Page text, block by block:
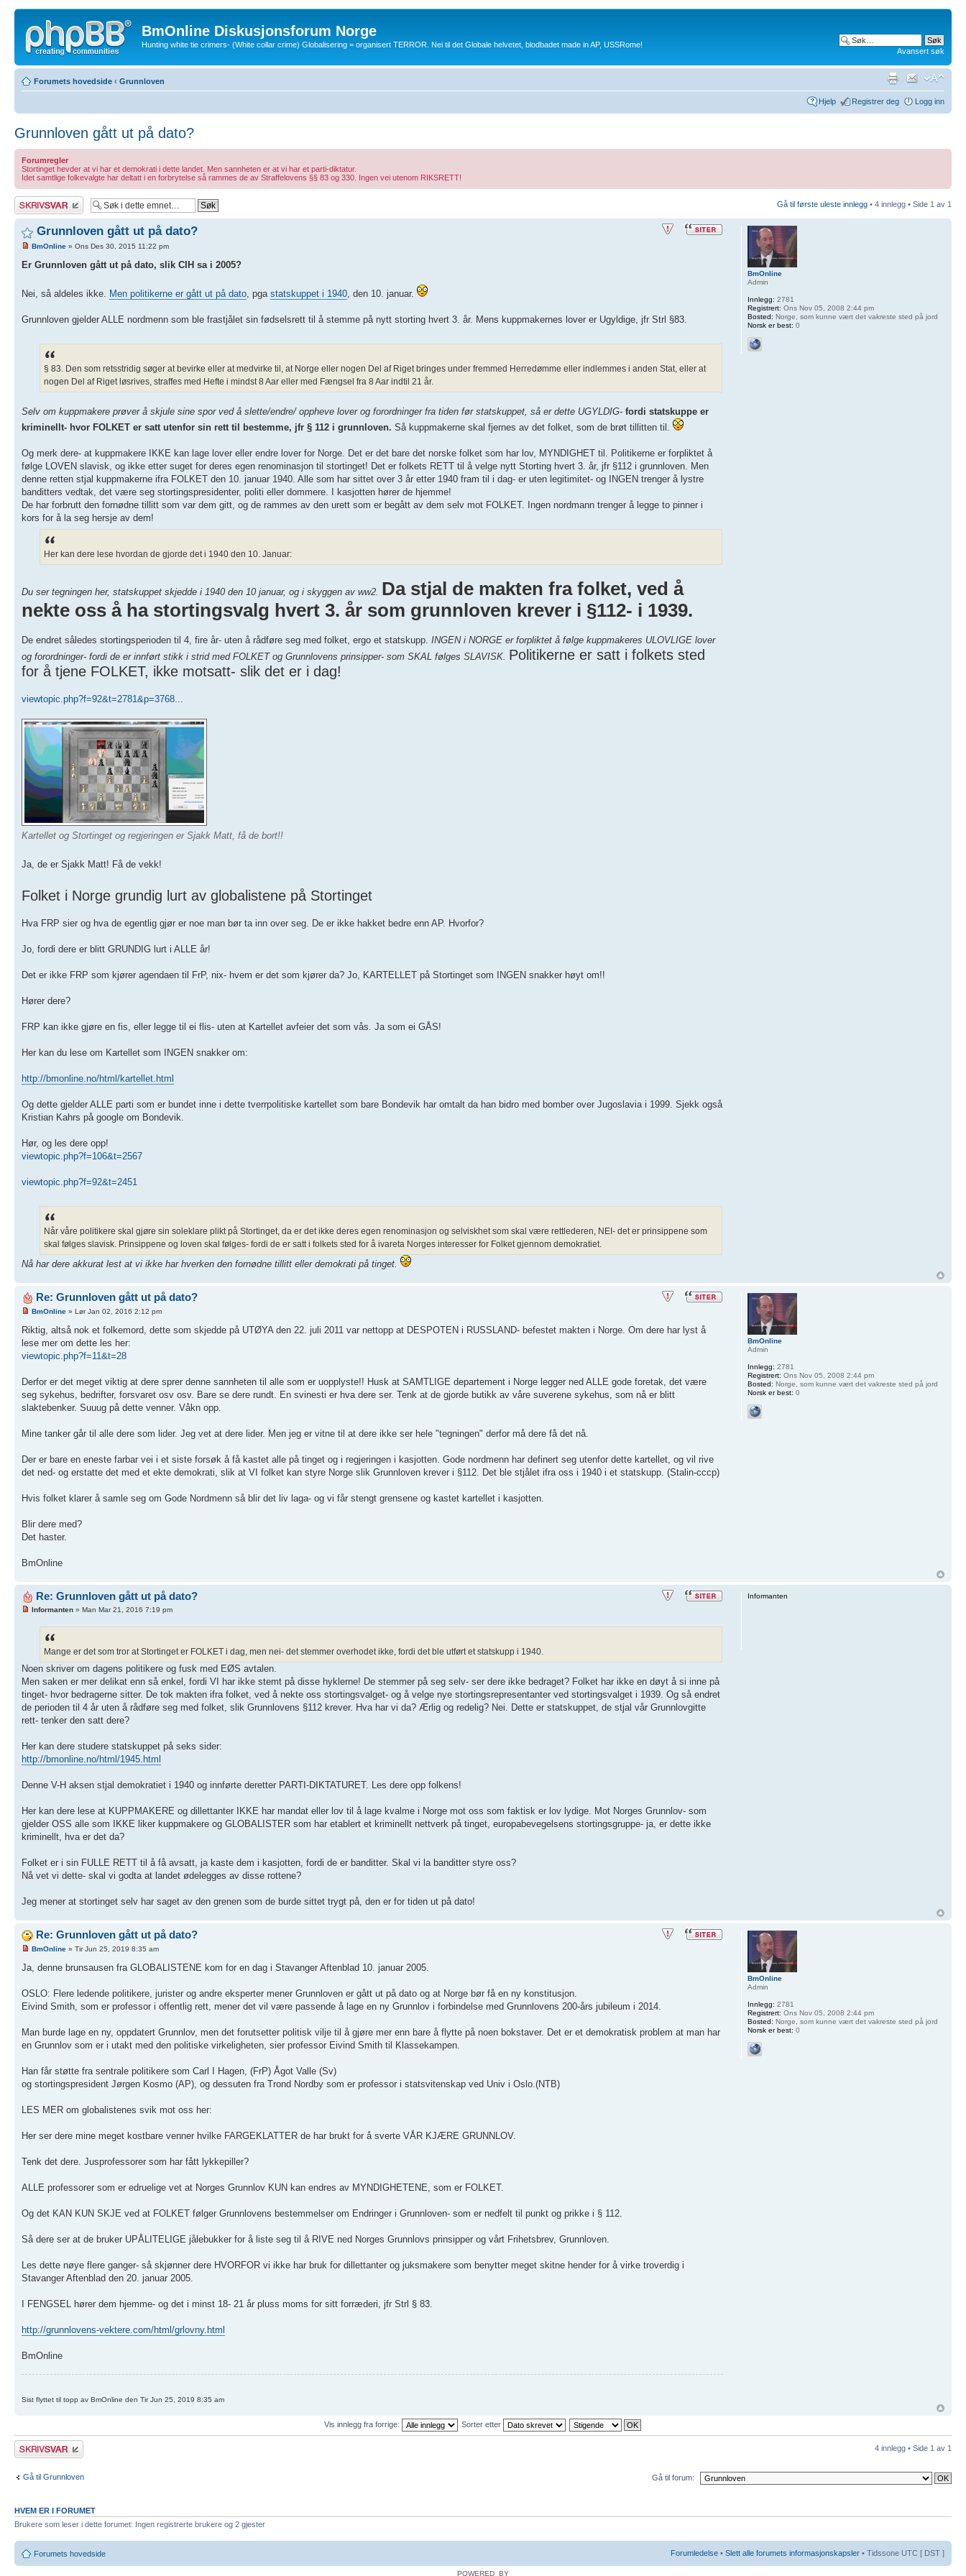
BmOnline Diskusjonsforum Norge
Hunting white tie crimers- (White collar crime) Globalisering = organisert TERROR. Nei til det Globale helvetet, blodbadet made in AP, USSRome!
Avansert søk
Forumets hovedside ‹ Grunnloven
Hjelp Registrer deg Logg inn
Grunnloven gått ut på dato?
Forumregler
Stortinget hevder at vi har et demokrati i dette landet. Men sannheten er at vi har et parti-diktatur.
Idet samtlige folkevalgte har deltatt i en forbrytelse så rammes de av Straffelovens §§ 83 og 330. Ingen vei utenom RIKSRETT!
Skriv et svar Gå til første uleste innlegg • 4 innlegg • Side 1 av 1
Grunnloven gått ut på dato?
BmOnline » Ons Des 30, 2015 11:22 pm
Er Grunnloven gått ut på dato, slik CIH sa i 2005?
Nei, så aldeles ikke. Men politikerne er gått ut på dato , pga statskuppet i 1940 , den 10. januar.
Grunnloven gjelder ALLE nordmenn som ble frastjålet sin fødselsrett til å stemme på nytt storting hvert 3. år. Mens kuppmakernes lover er Ugyldige, jfr Strl §83.
§ 83. Den som retsstridig søger at bevirke eller at medvirke til, at Norge eller nogen Del af Riget bringes under fremmed Herredømme eller indlemmes i anden Stat, eller at
nogen Del af Riget løsrives, straffes med Hefte i mindst 8 Aar eller med Fængsel fra 8 Aar indtil 21 år.
Selv om kuppmakere prøver å skjule sine spor ved å slette/endre/ oppheve lover og forordninger fra tiden før statskuppet, så er dette UGYLDIG- fordi statskuppe er
kriminellt- hvor FOLKET er satt utenfor sin rett til bestemme, jfr § 112 i grunnloven. Så kuppmakerne skal fjernes av det folket, som de brøt tillitten til.
Og merk dere- at kuppmakere IKKE kan lage lover eller endre lover for Norge. Det er det bare det norske folket som har lov, MYNDIGHET til. Politikerne er forpliktet å
følge LOVEN slavisk, og ikke etter suget for deres egen renominasjon til stortinget! Det er folkets RETT til å velge nytt Storting hvert 3. år, jfr §112 i grunnloven. Men
denne retten stjal kuppmakerne ifra FOLKET den 10. januar 1940. Alle som har sittet over 3 år etter 1940 fram til i dag- er uten legitimitet- og INGEN trenger å lystre
banditters vedtak, det være seg stortingspresidenter, politi eller dommere. I kasjotten hører de hjemme!
De har forbrutt den fornødne tillitt som var dem gitt, og de rammes av den urett som er begått av dem selv mot FOLKET. Ingen nordmann trenger å legge to pinner i
kors for å la seg hersje av dem!
Her kan dere lese hvordan de gjorde det i 1940 den 10. Januar:
Du ser tegningen her, statskuppet skjedde i 1940 den 10 januar, og i skyggen av ww2. Da stjal de makten fra folket, ved å
nekte oss å ha stortingsvalg hvert 3. år som grunnloven krever i §112- i 1939.
De endret således stortingsperioden til 4, fire år- uten å rådføre seg med folket, ergo et statskupp. INGEN i NORGE er forpliktet å følge kuppmakeres ULOVLIGE lover
og forordninger- fordi de er innført stikk i strid med FOLKET og Grunnlovens prinsipper- som SKAL følges SLAVISK. Politikerne er satt i folkets sted
for å tjene FOLKET, ikke motsatt- slik det er i dag!
viewtopic.php?f=92&t=2781&p=3768..
Kartellet og Stortinget og regjeringen er Sjakk Matt, få de bort!!
Ja, de er Sjakk Matt! Få de vekk!
Folket i Norge grundig lurt av globalistene på Stortinget
Hva FRP sier og hva de egentlig gjør er noe man bør ta inn over seg. De er ikke hakket bedre enn AP. Hvorfor?
Jo, fordi dere er blitt GRUNDIG lurt i ALLE år!
Det er ikke FRP som kjører agendaen til FrP, nix- hvem er det som kjører da? Jo, KARTELLET på Stortinget som INGEN snakker høyt om!!
Hører dere?
FRP kan ikke gjøre en fis, eller legge til ei flis- uten at Kartellet avfeier det som vås. Ja som ei GÅS!
Her kan du lese om Kartellet som INGEN snakker om:
http://bmonline.no/html/kartellet.html
Og dette gjelder ALLE parti som er bundet inne i dette tverrpolitiske kartellet som bare Bondevik har omtalt da han bidro med bomber over Jugoslavia i 1999. Sjekk også
Kristian Kahrs på google om Bondevik.
Hør, og les dere opp!
viewtopic.php?f=106&t=2567
viewtopic.php?f=92&t=2451
Når våre politikere skal gjøre sin soleklare plikt på Stortinget, da er det ikke deres egen renominasjon og selviskhet som skal være rettlederen, NEI- det er prinsippene som
skal følges slavisk. Prinsippene og loven skal følges- fordi de er satt i folkets sted for å ivareta Norges interesser for Folket gjennom demokratiet.
Nå har dere akkurat lest at vi ikke har hverken den fornødne tillitt eller demokrati på tinget.
BmOnline
Admin
Innlegg: 2781
Registrert: Ons Nov 05, 2008 2:44 pm
Bosted: Norge, som kunne vært det vakreste sted på jord
Norsk er best: 0
Re: Grunnloven gått ut på dato?
BmOnline » Lør Jan 02, 2016 2:12 pm
Riktig, altså nok et folkemord, dette som skjedde på UTØYA den 22. juli 2011 var nettopp at DESPOTEN i RUSSLAND- befestet makten i Norge. Om dere har lyst å
lese mer om dette les her:
viewtopic.php?f=11&t=28
Derfor er det meget viktig at dere sprer denne sannheten til alle som er uopplyste!! Husk at SAMTLIGE departement i Norge legger ned ALLE gode foretak, det være
seg sykehus, bedrifter, forsvaret osv osv. Bare se dere rundt. En svinesti er hva dere ser. Tenk at de gjorde butikk av våre suverene sykehus, som nå er blitt
slaktebenker. Suuug på dette venner. Våkn opp.
Mine tanker går til alle dere som lider. Jeg vet at dere lider. Men jeg er vitne til at dere ikke ser hele "tegningen" derfor må dere få det nå.
Der er bare en eneste farbar vei i et siste forsøk å få kastet alle på tinget og i regjeringen i kasjotten. Gode nordmenn har definert seg utenfor dette kartellet, og vil rive
det ned- og erstatte det med et ekte demokrati, slik at VI folket kan styre Norge slik Grunnloven krever i §112. Det ble stjålet ifra oss i 1940 i et statskupp. (Stalin-cccp)
Hvis folket klarer å samle seg om Gode Nordmenn så blir det liv laga- og vi får stengt grensene og kastet kartellet i kasjotten.
Blir dere med?
Det haster.
BmOnline
BmOnline
Admin
Innlegg: 2781
Registrert: Ons Nov 05, 2008 2:44 pm
Bosted: Norge, som kunne vært det vakreste sted på jord
Norsk er best: 0
Re: Grunnloven gått ut på dato?
Informanten » Man Mar 21, 2016 7:19 pm
Mange er det som tror at Stortinget er FOLKET i dag, men nei- det stemmer overhodet ikke, fordi det ble utført et statskupp i 1940.
Noen skriver om dagens politikere og fusk med EØS avtalen.
Men saken er mer delikat enn så enkel, fordi VI har ikke stemt på disse hyklerne! De stemmer på seg selv- ser dere ikke bedraget? Folket har ikke en døyt å si inne på
tinget- hvor bedragerne sitter. De tok makten ifra folket, ved å nekte oss stortingsvalget- og å velge nye stortingsrepresentanter ved stortingsvalget i 1939. Og så endret
de perioden til 4 år uten å rådføre seg med folket, slik Grunnlovens §112 krever. Hva har vi da? Ærlig og redelig? Nei. Dette er statskuppet, de stjal vår Grunnlovgitte
rett- tenker den satt dere?
Her kan dere studere statskuppet på seks sider:
http://bmonline.no/html/1945.html
Denne V-H aksen stjal demokratiet i 1940 og innførte deretter PARTI-DIKTATURET. Les dere opp folkens!
Her kan dere lese at KUPPMAKERE og dillettanter IKKE har mandat eller lov til å lage kvalme i Norge mot oss som faktisk er lov lydige. Mot Norges Grunnlov- som
gjelder OSS alle som IKKE liker kuppmakere og GLOBALISTER som har etablert et kriminellt nettverk på tinget, europabevegelsens stortingsgruppe- ja, er dette ikke
kriminellt, hva er det da?
Folket er i sin FULLE RETT til å få avsatt, ja kaste dem i kasjotten, fordi de er banditter. Skal vi la banditter styre oss?
Nå vet vi dette- skal vi godta at landet ødelegges av disse rottene?
Jeg mener at stortinget selv har saget av den grenen som de burde sittet trygt på, den er for tiden ut på dato!
Informanten
Re: Grunnloven gått ut på dato?
BmOnline » Tir Jun 25, 2019 8:35 am
Ja, denne brunsausen fra GLOBALISTENE kom for en dag i Stavanger Aftenblad 10. januar 2005.
OSLO: Flere ledende politikere, jurister og andre eksperter mener Grunnloven er gått ut på dato og at Norge bør få en ny konstitusjon.
Eivind Smith, som er professor i offentlig rett, mener det vil være passende å lage en ny Grunnlov i forbindelse med Grunnlovens 200-års jubileum i 2014.
Man burde lage en ny, oppdatert Grunnlov, men det forutsetter politisk vilje til å gjøre mer enn bare å flytte på noen bokstaver. Det er et demokratisk problem at man har
en Grunnlov som er i utakt med den politiske virkeligheten, sier professor Eivind Smith til Klassekampen.
Han får støtte fra sentrale politikere som Carl I Hagen, (FrP) Ågot Valle (Sv)
og stortingspresident Jørgen Kosmo (AP), og dessuten fra Trond Nordby som er professor i statsvitenskap ved Univ i Oslo.(NTB)
LES MER om globalistenes svik mot oss her:
Her ser dere mine meget kostbare venner hvilke FARGEKLATTER de har brukt for å sverte VÅR KJÆRE GRUNNLOV.
Tenk det dere. Jusprofessorer som har fått lykkepiller?
ALLE professorer som er edruelige vet at Norges Grunnlov KUN kan endres av MYNDIGHETENE, som er FOLKET.
Og det KAN KUN SKJE ved at FOLKET følger Grunnlovens bestemmelser om Endringer i Grunnloven- som er nedfelt til punkt og prikke i § 112.
Så dere ser at de bruker UPÅLITELIGE jålebukker for å liste seg til å RIVE ned Norges Grunnlovs prinsipper og vårt Frihetsbrev, Grunnloven.
Les dette nøye flere ganger- så skjønner dere HVORFOR vi ikke har bruk for dillettanter og juksmakere som benytter meget skitne hender for å virke troverdig i
Stavanger Aftenblad den 20. januar 2005.
I FENGSEL hører dem hjemme- og det i minst 18- 21 år pluss moms for sitt forræderi, jfr Strl § 83.
http://grunnlovens-vektere.com/html/grlovny.html
BmOnline
Sist flyttet til topp av BmOnline den Tir Jun 25, 2019 8:35 am
BmOnline
Admin
Innlegg: 2781
Registrert: Ons Nov 05, 2008 2:44 pm
Bosted: Norge, som kunne vært det vakreste sted på jord
Norsk er best: 0
Vis innlegg fra forrige: Sorter etter
Skriv et svar 4 innlegg • Side 1 av 1
Gå til Grunnloven Gå til forum:
HVEM ER I FORUMET
Brukere som leser i dette forumet: Ingen registrerte brukere og 2 gjester
Forumets hovedside Forumledelse • Slett alle forumets informasjonskapsler • Tidssone UTC [ DST ]
POWERED_BY